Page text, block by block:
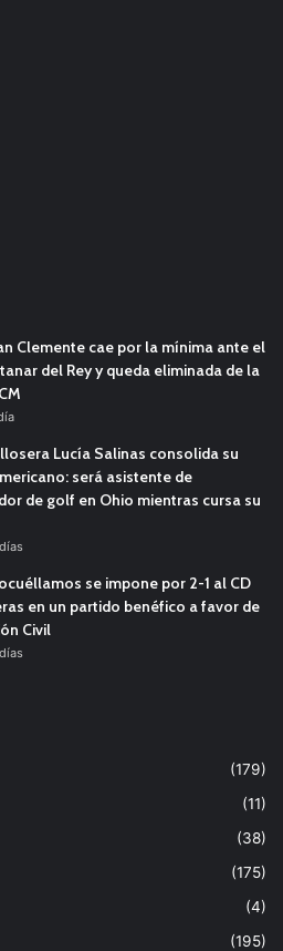
Clemente cae por la mínima ante el
del Rey y queda eliminada de la
Lucía Salinas consolida su
será asistente de
de golf en Ohio mientras cursa su
se impone por 2-1 al CD
en un partido benéfico a favor de
Civil
(179)
(11)
(38)
(175)
(4)
(195)